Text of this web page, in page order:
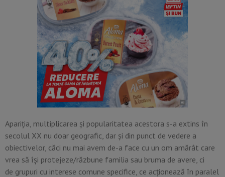
Apariţia, multiplicarea şi popularitatea acestora s-a extins în
secolul XX nu doar geografic, dar şi din punct de vedere a
obiectivelor, căci nu mai avem de-a face cu un om amărât care
vrea să îşi protejeze/răzbune familia sau bruma de avere, ci
de grupuri cu interese comune specifice, ce acţionează în paralel